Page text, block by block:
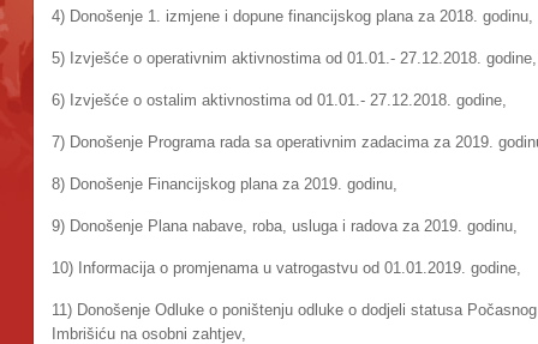
4) Donošenje 1. izmjene i dopune financijskog plana za 2018. godinu,
5) Izvješće o operativnim aktivnostima od 01.01.- 27.12.2018. godine,
6) Izvješće o ostalim aktivnostima od 01.01.- 27.12.2018. godine,
7) Donošenje Programa rada sa operativnim zadacima za 2019.
8) Donošenje Financijskog plana za 2019. godinu,
9) Donošenje Plana nabave, roba, usluga i radova za 2019. godinu,
10) Informacija o promjenama u vatrogastvu od 01.01.2019. godine,
11) Donošenje Odluke o poništenju odluke o dodjeli statusa
Imbrišiću na osobni zahtjev,